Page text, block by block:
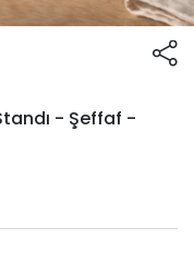
- Şeffaf -